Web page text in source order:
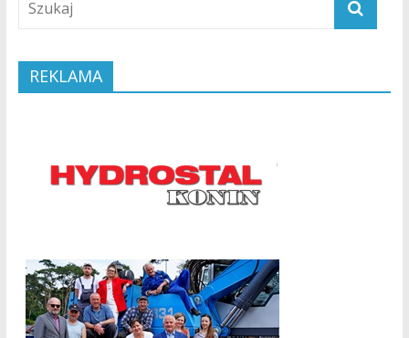
REKLAMA